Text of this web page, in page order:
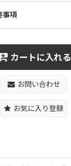
事項
カートに入れる
お問い合わせ
お気に入り登録